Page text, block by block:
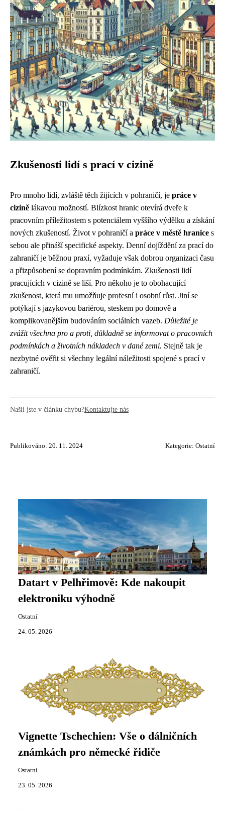
Zkušenosti lidí s prací v cizině
Pro mnoho lidí, zvláště těch žijících v pohraničí, je práce v
cizině lákavou možností. Blízkost hranic otevírá dveře k
pracovním příležitostem s potenciálem vyššího výdělku a získání
nových zkušeností. Život v pohraničí a práce v městě hranice s
sebou ale přináší specifické aspekty. Denní dojíždění za prací do
zahraničí je běžnou praxí, vyžaduje však dobrou organizaci času
a přizpůsobení se dopravním podmínkám. Zkušenosti lidí
pracujících v cizině se liší. Pro někoho je to obohacující
zkušenost, která mu umožňuje profesní i osobní růst. Jiní se
potýkají s jazykovou bariérou, steskem po domově a
komplikovanějším budováním sociálních vazeb. Důležité je
zvážit všechna pro a proti, důkladně se informovat o pracovních
podmínkách a životních nákladech v dané zemi. Stejně tak je
nezbytné ověřit si všechny legální náležitosti spojené s prací v
zahraničí.
Našli jste v článku chybu?Kontaktujte nás
Publikováno: 20. 11. 2024 Kategorie: Ostatní
Datart v Pelhřimově: Kde nakoupit
elektroniku výhodně
Ostatní
24. 05. 2026
Vignette Tschechien: Vše o dálničních
známkách pro německé řidiče
Ostatní
23. 05. 2026